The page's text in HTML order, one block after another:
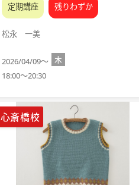
定期講座 残りわずか
松永 一美
2026/04/09～
木
18:00～20:30
心斎橋校